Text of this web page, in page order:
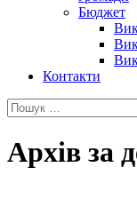
Бюджет
Контакти
Пошук:
Архів за